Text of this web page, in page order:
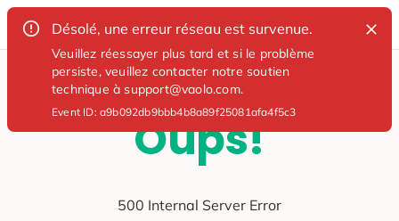
Désolé, une erreur réseau est survenue.
Veuillez réessayer plus tard et si le problème
persiste, veuillez contacter notre soutien
technique à support@vaolo.com.
Event ID:a9b092db9bbb4b8a89f25081afa4f5c3
Oups!
500 Internal Server Error